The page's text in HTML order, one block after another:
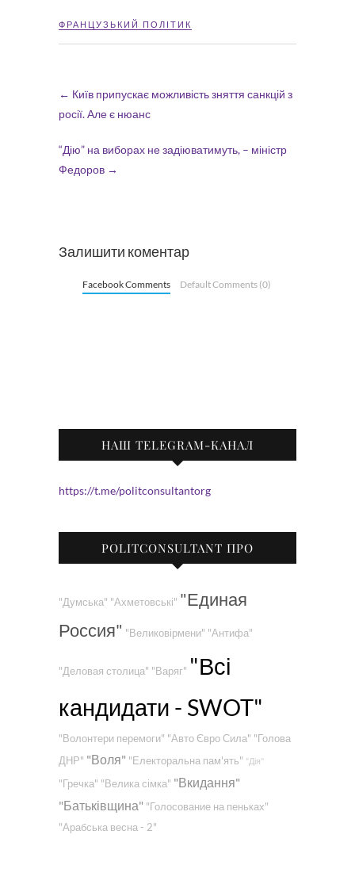
ФРАНЦУЗЬКИЙ ПОЛІТИК
← Київ припускає можливість зняття санкцій з
росії. Але є нюанс
“Дію” на виборах не задіюватимуть, – міністр
Федоров →
Залишити коментар
Facebook Comments Default Comments (0)
НАШ TELEGRAM-КАНАЛ
https://t.me/politconsultantorg
POLITCONSULTANT ПРО
"Думська" "Ахметовські" "Единая
Россия" "Великовірмени" "Антифа"
"Деловая столица" "Варяг" "Всі
кандидати - SWOT"
"Волонтери перемоги" "Авто Євро Сила" "Голова
ДНР" "Воля" "Електоральна пам'ять" "Дія"
"Гречка" "Велика сімка" "Вкидання"
"Батьківщина" "Голосование на пеньках"
"Арабська весна - 2"